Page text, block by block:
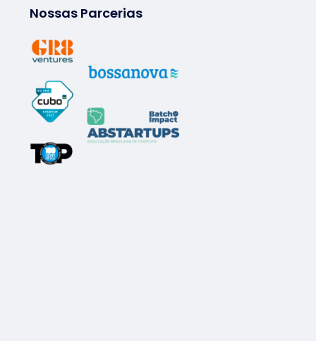
Nossas Parcerias